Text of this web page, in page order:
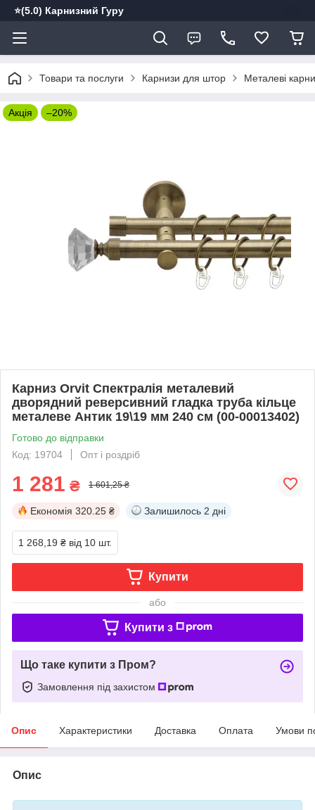
⭐️(5.0) Карнизний Гуру
Товари та послуги Карнизи для штор Металеві
Акція –20%
Карниз Orvit Спектралія металевий
дворядний реверсивний гладка труба кільце
металеве Антик 19\19 мм 240 см (00-00013402)
Готово до відправки
Код: 19704
Опт і роздріб
1 281 ₴ 1 601,25 ₴
Економія 320.25 ₴ Залишилось 2 дні
1 268,19 ₴ від 10 шт.
Купити
або
Купити з
Що таке купити з Пром?
Замовлення під захистом
Опис Характеристики Доставка Оплата Умови
Опис